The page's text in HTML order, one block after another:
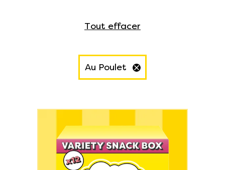
Tout effacer
Au Poulet